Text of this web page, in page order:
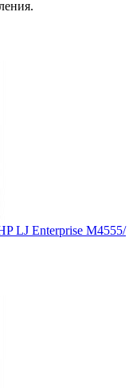
LJ Enterprise M4555/